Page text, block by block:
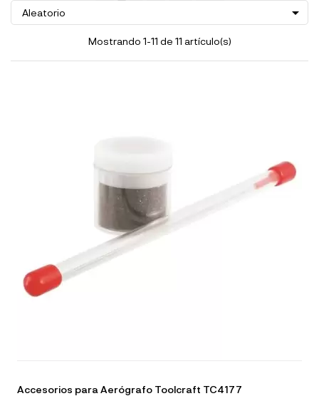
Aleatorio 
Mostrando 1-11 de 11 artículo(s)
Accesorios para Aerógrafo Toolcraft TC4177